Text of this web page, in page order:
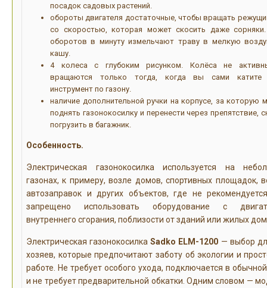
посадок садовых растений.
обороты двигателя достаточные, чтобы вращать
со скоростью, которая может скосить даже
оборотов в минуту измельчают траву в мелкую
кашу.
4 колеса с глубоким рисунком. Колёса не
вращаются только тогда, когда вы сами катите
инструмент по газону.
наличие дополнительной ручки на корпусе, за которую
поднять газонокосилку и перенести через препятствие,
погрузить в багажник.
Особенность.
Электрическая газонокосилка используется на
газонах, к примеру, возле домов, спортивных площадок,
автозаправок и других объектов, где не
запрещено использовать оборудование с
внутреннего сгорания, поблизости от зданий или жилых
Электрическая газонокосилка Sadko ELM-1200 — выбор
хозяев, которые предпочитают заботу об экологии и
работе. Не требует особого ухода, подключается в
и не требует предварительной обкатки. Одним словом —